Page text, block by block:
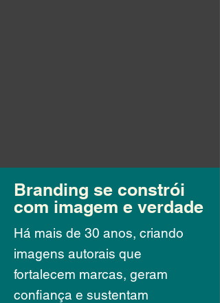
Branding se constrói
com imagem e verdade
Há mais de 30 anos, criando
imagens autorais que
fortalecem marcas, geram
confiança e sustentam